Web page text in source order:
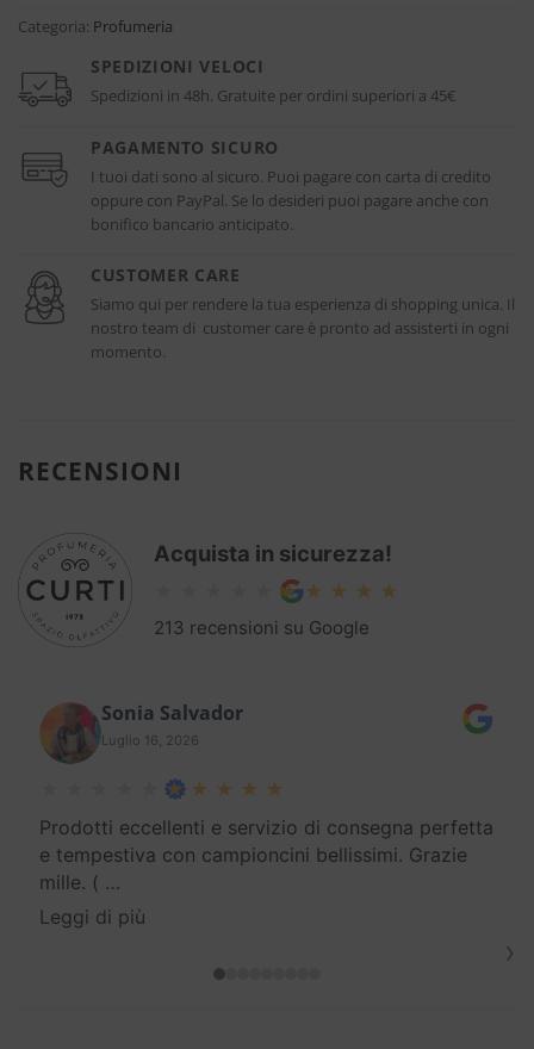
Categoria: Profumeria
SPEDIZIONI VELOCI
Spedizioni in 48h. Gratuite per ordini superiori a 45€
PAGAMENTO SICURO
I tuoi dati sono al sicuro. Puoi pagare con carta di credito
oppure con PayPal. Se lo desideri puoi pagare anche con
bonifico bancario anticipato.
CUSTOMER CARE
Siamo qui per rendere la tua esperienza di shopping unica. Il
nostro team di customer care è pronto ad assisterti in ogni
momento.
RECENSIONI
Acquista in sicurezza!
213 recensioni su Google
Sonia Salvador
Luglio 16, 2026
Prodotti eccellenti e servizio di consegna perfetta
e tempestiva con campioncini bellissimi. Grazie
mille. ( …
Leggi di più
›